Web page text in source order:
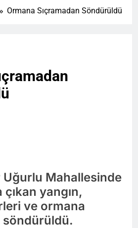
Ormana Sıçramadan Söndürüldü
Uğurlu Mahallesinde
yangın,
ve ormana
söndürüldü.